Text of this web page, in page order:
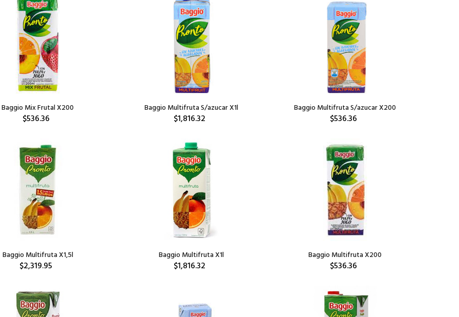
Baggio Mix Frutal X200
$536.36
Baggio Multifruta S/azucar X1l
$1,816.32
Baggio Multifruta S/azucar X200
$536.36
Baggio Multifruta X1,5l
$2,319.95
Baggio Multifruta X1l
$1,816.32
Baggio Multifruta X200
$536.36